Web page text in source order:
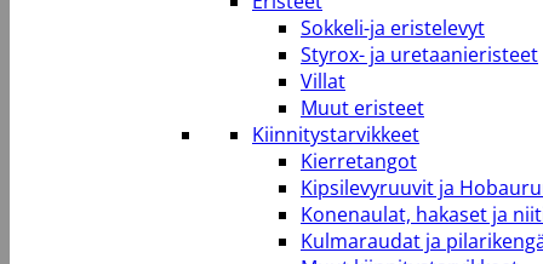
Sokkeli-ja eristelevyt
Styrox- ja uretaanieristeet
Villat
Muut eristeet
Kiinnitystarvikkeet
Kierretangot
Kipsilevyruuvit ja
Konenaulat, hakaset ja
Kulmaraudat ja